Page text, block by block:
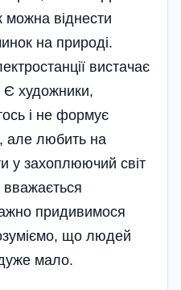
можна віднести
на природі.
вистачає
Є художники,
і не формує
але любить на
у захоплюючий світ
придивимося
що людей
мало.